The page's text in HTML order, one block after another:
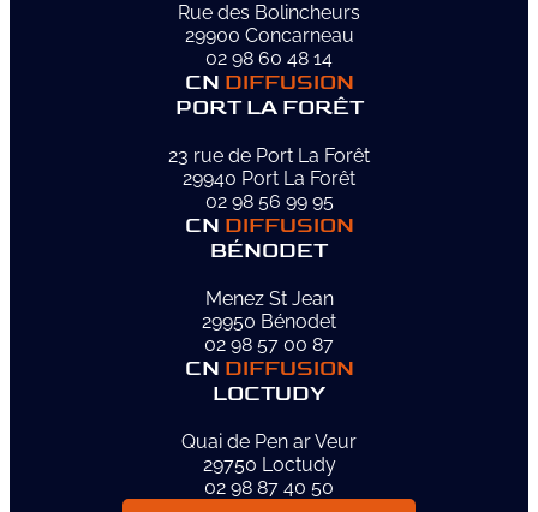
Rue des Bolincheurs
29900 Concarneau
02 98 60 48 14
CN DIFFUSION
PORT LA FORÊT
23 rue de Port La Forêt
29940 Port La Forêt
02 98 56 99 95
CN DIFFUSION
BÉNODET
Menez St Jean
29950 Bénodet
02 98 57 00 87
CN DIFFUSION
LOCTUDY
Quai de Pen ar Veur
29750 Loctudy
02 98 87 40 50